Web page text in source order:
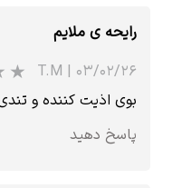
رایحه ی ملایم
T.M | ۰۳/۰۲/۲۶
بوی اذیت کننده و
پاسخ دهید